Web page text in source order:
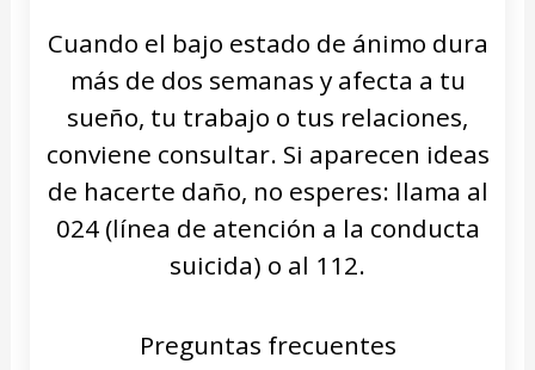
Cuando el bajo estado de ánimo dura
más de dos semanas y afecta a tu
sueño, tu trabajo o tus relaciones,
conviene consultar. Si aparecen ideas
de hacerte daño, no esperes: llama al
024 (línea de atención a la conducta
suicida) o al 112.
Preguntas frecuentes